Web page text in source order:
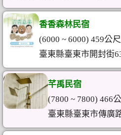
香香森林民宿
(6000 ~ 6000) 459公尺
臺東縣臺東市開封街
芊禹民宿
(7800 ~ 7800) 466
臺東縣臺東市傳廣